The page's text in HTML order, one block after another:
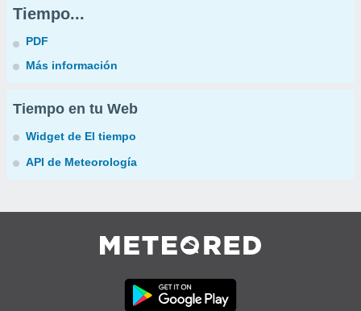
Tiempo...
PDF
Más información
Tiempo en tu Web
Widget de El tiempo
API de Meteorología